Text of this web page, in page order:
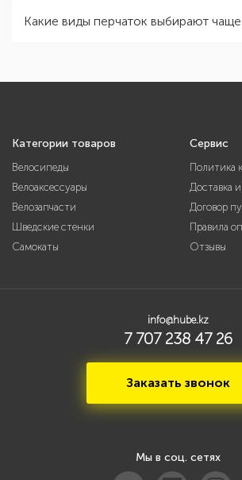
Какие виды перчаток выбирают чаще
Категории товаров
Велосипеды
Велоаксессуары
Велозапчасти
Шведские стенки
Самокаты
Сервис
Политика
Доставка
Договор
Правила
Отзывы
info@hube.kz
7 707 238 47 26
Заказать звонок
Мы в соц. сетях